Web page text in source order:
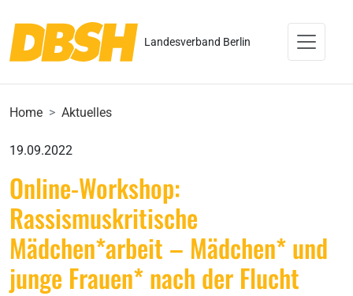
Landesverband Berlin
Home Aktuelles
19.09.2022
Online-Workshop:
Rassismuskritische
Mädchen*arbeit – Mädchen* und
junge Frauen* nach der Flucht